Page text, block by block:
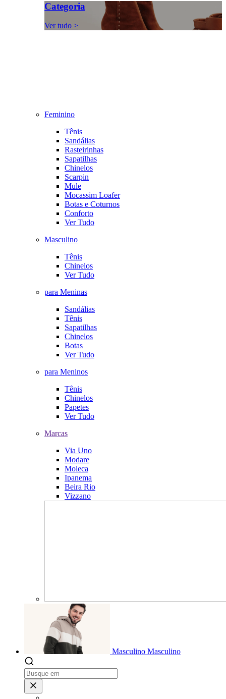
Categoria
Ver tudo >
Feminino
Tênis
Sandálias
Rasteirinhas
Sapatilhas
Chinelos
Scarpin
Mule
Mocassim Loafer
Botas e Coturnos
Conforto
Ver Tudo
Masculino
Tênis
Chinelos
Ver Tudo
para Meninas
Sandálias
Tênis
Sapatilhas
Chinelos
Botas
Ver Tudo
para Meninos
Tênis
Chinelos
Papetes
Ver Tudo
Marcas
Via Uno
Modare
Moleca
Ipanema
Beira Rio
Vizzano
Masculino Masculino